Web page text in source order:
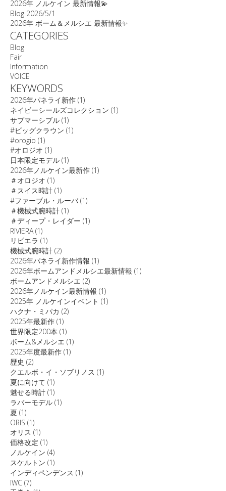
2026年 ノルケイン 最新情報💫
Blog 2026/5/1
2026年 ボーム＆メルシエ 最新情報✨
CATEGORIES
Blog
Fair
Information
VOICE
KEYWORDS
2026年パネライ新作 (1)
ネイビーシールズコレクション (1)
サブマーシブル (1)
#ビッグクラウン (1)
#orogio (1)
#オロジオ (1)
日本限定モデル (1)
2026年ノルケイン最新作 (1)
＃オロジオ (1)
＃スイス時計 (1)
#ファーブル・ルーバ(1)
＃機械式腕時計 (1)
＃ディープ・レイダー (1)
RIVIERA(1)
リビエラ (1)
機械式腕時計 (2)
2026年パネライ新作情報 (1)
2026年ボームアンドメルシエ最新情報 (1)
ボームアンドメルシエ (2)
2026年ノルケイン最新情報 (1)
2025年 ノルケインイベント (1)
ハクナ・ミパカ (2)
2025年最新作 (1)
世界限定200本 (1)
ボーム&メルシエ (1)
2025年度最新作 (1)
歴史 (2)
クエルボ・イ・ソブリノス (1)
夏に向けて (1)
魅せる時計 (1)
ラバーモデル (1)
夏 (1)
ORIS (1)
オリス (1)
価格改定 (1)
ノルケイン (4)
スケルトン (1)
インディペンデンス (1)
IWC (7)